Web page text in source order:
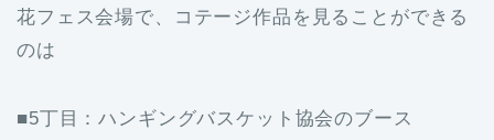
花フェス会場で、コテージ作品を見ることができる
のは
■5丁目：ハンギングバスケット協会のブース